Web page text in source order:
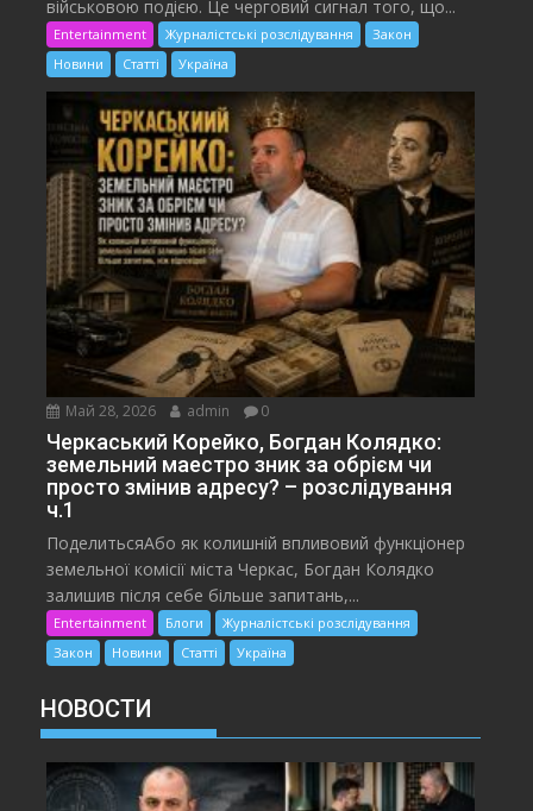
військовою подією. Це черговий сигнал того, що...
Entertainment Журналістські розслідування
Закон
Новини
Статті Україна
Май 28, 2026 admin 0
Черкаський Корейко, Богдан Колядко:
земельний маестро зник за обрієм чи
просто змінив адресу? – розслідування
ч.1
ПоделитьсяАбо як колишній впливовий функціонер
земельної комісії міста Черкас, Богдан Колядко
залишив після себе більше запитань,...
Entertainment Блоги
Журналістські розслідування
Закон
Новини Статті Україна
НОВОСТИ